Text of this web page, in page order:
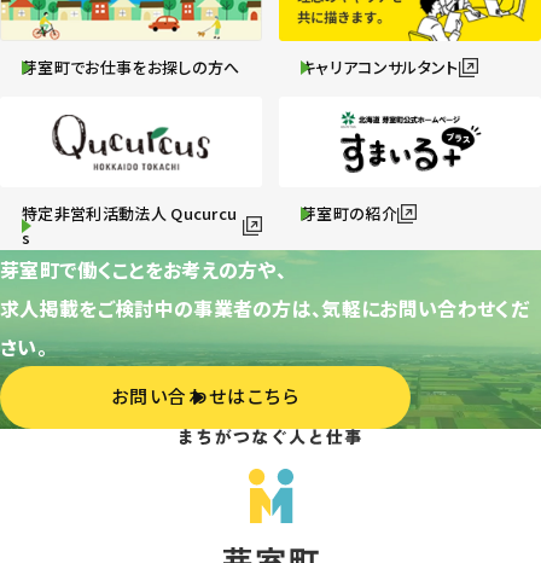
芽室町でお仕事をお探しの方へ キャリアコンサルタント
特定非営利活動法人 Qucurcu
s
芽室町の紹介
芽室町で働くことをお考えの方や、
求人掲載をご検討中の事業者の方は、気軽にお問い合わせくだ
さい。
お問い合わせはこちら